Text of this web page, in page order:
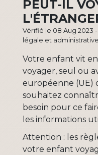
PEUT-IL
Vérifié le 08 Aug 2023
légale et
Votre enfant vit
voyager, seul ou
européenne (UE)
souhaitez
besoin pour ce
les informations
Attention : les
votre enfant